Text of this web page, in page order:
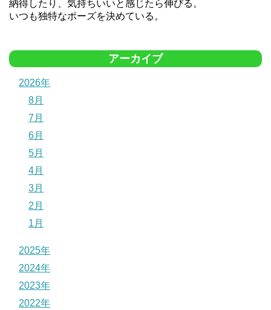
納得したり、気持ちいいと感じたら伸びる。
いつも独特なポーズを決めている。
アーカイブ
2026年
8月
7月
6月
5月
4月
3月
2月
1月
2025年
2024年
2023年
2022年